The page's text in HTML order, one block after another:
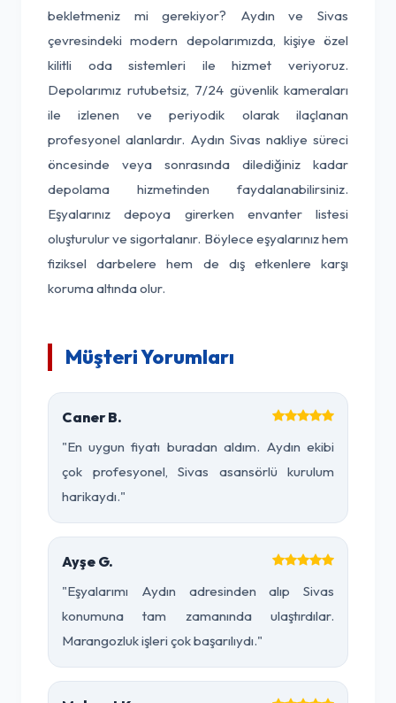
bekletmeniz mi gerekiyor? Aydın ve Sivas
çevresindeki modern depolarımızda, kişiye özel
kilitli oda sistemleri ile hizmet veriyoruz.
Depolarımız rutubetsiz, 7/24 güvenlik kameraları
ile izlenen ve periyodik olarak ilaçlanan
profesyonel alanlardır. Aydın Sivas nakliye süreci
öncesinde veya sonrasında dilediğiniz kadar
depolama hizmetinden faydalanabilirsiniz.
Eşyalarınız depoya girerken envanter listesi
oluşturulur ve sigortalanır. Böylece eşyalarınız hem
fiziksel darbelere hem de dış etkenlere karşı
koruma altında olur.
Müşteri Yorumları
Caner B.
"En uygun fiyatı buradan aldım. Aydın ekibi
çok profesyonel, Sivas asansörlü kurulum
harikaydı."
Ayşe G.
"Eşyalarımı Aydın adresinden alıp Sivas
konumuna tam zamanında ulaştırdılar.
Marangozluk işleri çok başarılıydı."